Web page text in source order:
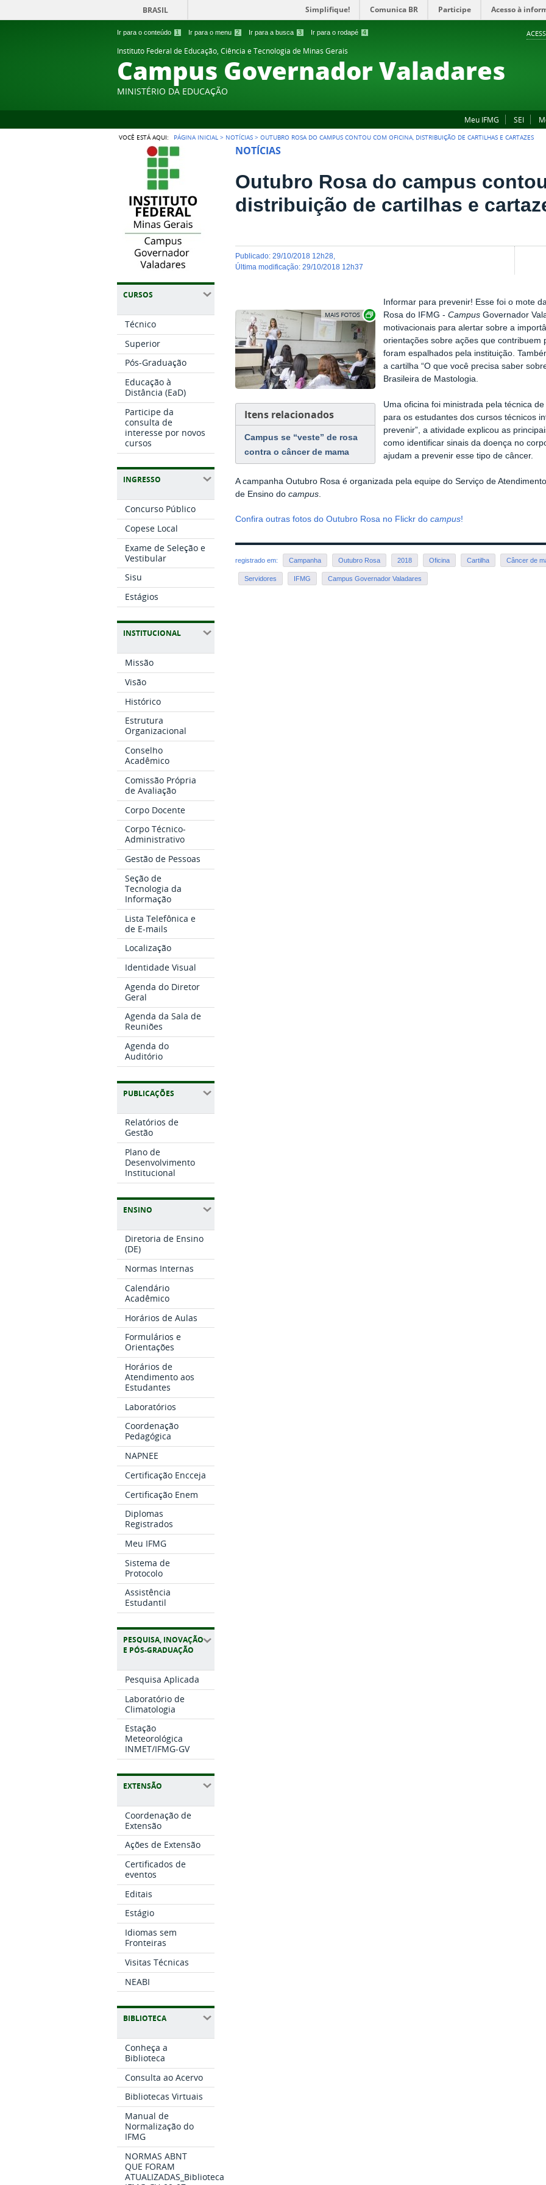
Ir para o conteúdo 1 Ir para o menu 2 Ir para a busca 3 Ir para o rodapé 4
BRASIL Simplifique! Comunica BR Participe Acesso à
Instituto Federal de Educação, Ciência e Tecnologia de Minas Gerais
Campus Governador Valadares
MINISTÉRIO DA EDUCAÇÃO
Meu IFMG SEI
VOCÊ ESTÁ AQUI: PÁGINA INICIAL > NOTÍCIAS >OUTUBRO ROSA DO CAMPUS CONTOU COM OFICINA, DISTRIBUIÇÃO DE CARTILHAS E CARTAZES
CURSOS
Técnico
Superior
Pós-Graduação
Educação à
Distância (EaD)
Participe da
consulta de
interesse por novos
cursos
INGRESSO
Concurso Público
Copese Local
Exame de Seleção e
Vestibular
Sisu
Estágios
INSTITUCIONAL
Missão
Visão
Histórico
Estrutura
Organizacional
Conselho
Acadêmico
Comissão Própria
de Avaliação
Corpo Docente
Corpo Técnico-
Administrativo
Gestão de Pessoas
Seção de
Tecnologia da
Informação
Lista Telefônica e
de E-mails
Localização
Identidade Visual
Agenda do Diretor
Geral
Agenda da Sala de
Reuniões
Agenda do
Auditório
PUBLICAÇÕES
Relatórios de
Gestão
Plano de
Desenvolvimento
Institucional
ENSINO
Diretoria de Ensino
(DE)
Normas Internas
Calendário
Acadêmico
Horários de Aulas
Formulários e
Orientações
Horários de
Atendimento aos
Estudantes
Laboratórios
Coordenação
Pedagógica
NAPNEE
Certificação Encceja
Certificação Enem
Diplomas
Registrados
Meu IFMG
Sistema de
Protocolo
Assistência
Estudantil
PESQUISA, INOVAÇÃO
E PÓS-GRADUAÇÃO
Pesquisa Aplicada
Laboratório de
Climatologia
Estação
Meteorológica
INMET/IFMG-GV
EXTENSÃO
Coordenação de
Extensão
Ações de Extensão
Certificados de
eventos
Editais
Estágio
Idiomas sem
Fronteiras
Visitas Técnicas
NEABI
BIBLIOTECA
Conheça a
Biblioteca
Consulta ao Acervo
Bibliotecas Virtuais
Manual de
Normalização do
IFMG
NORMAS ABNT
QUE FORAM
ATUALIZADAS_Biblioteca
NOTÍCIAS
Outubro Rosa do campus
distribuição de cartilhas e
publicado:29/10/2018 12h28
última modificação:29/10/2018 12h37
Exibir carrossel de imagens
Itens relacionados
Campus se “veste” de rosa
contra o câncer de mama
Informar para prevenir! Esse foi o mote
Rosa do IFMG - CampusGovernador
motivacionais para alertar sobre a
orientações sobre ações que
foram espalhados pela instituição.
a cartilha “O que você precisa saber
Brasileira de Mastologia.
Uma oficina foi ministrada pela técnica
para os estudantes dos cursos técnicos
prevenir”, a atividade explicou as
como identificar sinais da doença no
ajudam a prevenir esse tipo de câncer.
A campanha Outubro Rosa é organizada pela equipe do Serviço de
de Ensino docampus
Confira outras fotos do Outubro Rosa no Flickr docampus!
registrado em: Campanha Outubro Rosa 2018 Oficina Cartilha Câncer de
Servidores IFMG Campus Governador Valadares